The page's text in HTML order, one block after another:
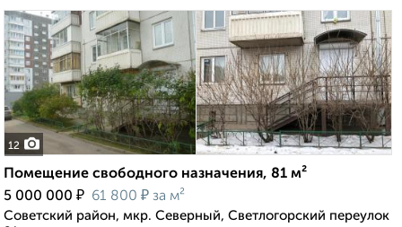
12
Помещение свободного назначения, 81 м²
5 000 000 ₽ 61 800 ₽ за м²
Советский район, мкр. Северный, Светлогорский переулок